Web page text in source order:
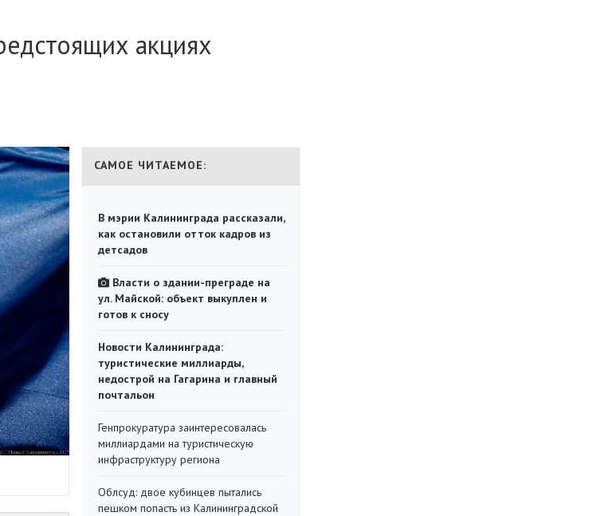
акциях
САМОЕ ЧИТАЕМОЕ:
В мэрии Калининграда рассказали,
как остановили отток кадров из
детсадов
Власти о здании-преграде на
ул. Майской: объект выкуплен и
готов к сносу
Новости Калининграда:
туристические миллиарды,
недострой на Гагарина и главный
почтальон
Генпрокуратура заинтересовалась
миллиардами на туристическую
инфраструктуру региона
Облсуд: двое кубинцев пытались
пешком попасть из Калининградской